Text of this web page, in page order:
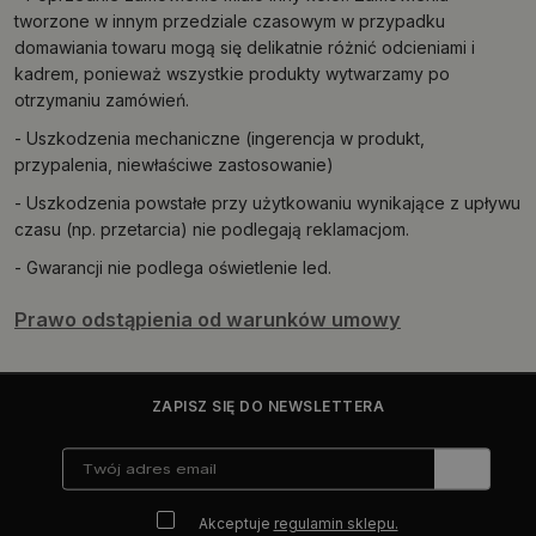
tworzone w innym przedziale czasowym w przypadku
domawiania towaru mogą się delikatnie różnić odcieniami i
kadrem, ponieważ wszystkie produkty wytwarzamy po
otrzymaniu zamówień.
- Uszkodzenia mechaniczne (ingerencja w produkt,
przypalenia, niewłaściwe zastosowanie)
- Uszkodzenia powstałe przy użytkowaniu wynikające z upływu
czasu (np. przetarcia) nie podlegają reklamacjom.
- Gwarancji nie podlega oświetlenie led.
Prawo odstąpienia od warunków umowy
ZAPISZ SIĘ DO NEWSLETTERA
Akceptuje regulamin sklepu.